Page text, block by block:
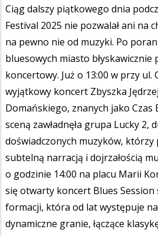
Ciąg dalszy piątkowego dnia
Festival 2025 nie pozwalał ani na
na pewno nie od muzyki. Po
bluesowych miasto błyskawicznie
koncertowy. Już o 13:00 w przy ul.
wyjątkowy koncert Zbyszka
Domańskiego, znanych jako Czas
sceną zawładnęła grupa Lucky 2,
doświadczonych muzyków, którzy
subtelną narracją i dojrzałością
o godzinie 14:00 na placu Marii
się otwarty koncert Blues
formacji, która od lat występuje
dynamiczne granie, łączące